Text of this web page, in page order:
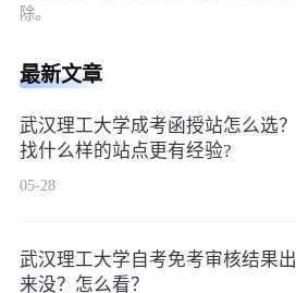
除。
最新文章
武汉理工大学成考函授站怎么选？
找什么样的站点更有经验?
05-28
武汉理工大学自考免考审核结果出
来没？怎么看？